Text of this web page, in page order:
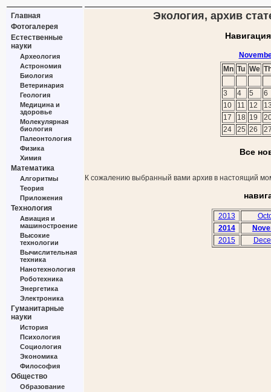
Главная
Фотогалерея
Естественные
науки
Археология
Астрономия
Биология
Ветеринария
Геология
Медицина и
здоровье
Молекулярная
биология
Палеонтология
Физика
Химия
Математика
Алгоритмы
Теория
Приложения
Технология
Авиация и
машиностроение
Высокие
технологии
Вычислительная
техника
Нанотехнология
Роботехника
Энергетика
Электроника
Гуманитарные
науки
История
Психология
Социология
Экономика
Философия
Общество
Образование
Экология, архив
Mn Tu We
3 4 5
6
10
11 12
17
18 19
24
25 26
Все
К сожалению выбранный вами архив в настоящий
2013
2014
2015